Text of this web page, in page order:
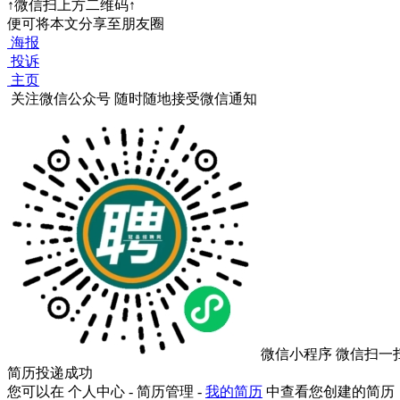
↑微信扫上方二维码↑
便可将本文分享至朋友圈
海报
投诉
主页
关注微信公众号 随时随地接受微信通知
微信小程序 微信扫一
简历投递成功
您可以在 个人中心 - 简历管理 - 我的简历 中查看您创建的简历